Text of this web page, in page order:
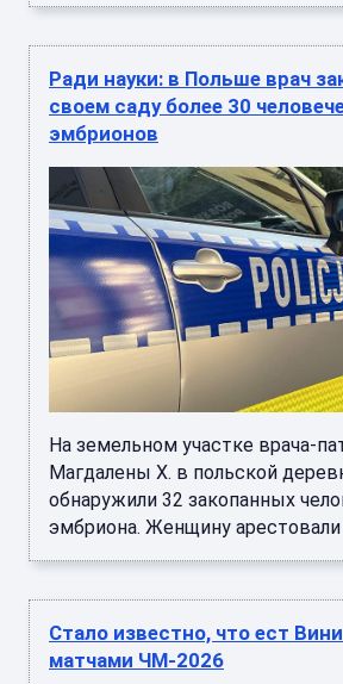
На земельном участке врача-
Магдалены Х. в польской
обнаружили 32 закопанных
эмбриона. Женщину арестовали
Стало известно, что ест
матчами ЧМ-2026